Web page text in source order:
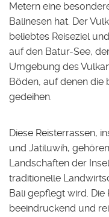
Metern eine
Balinesen hat. Der
beliebtes Reiseziel
auf den Batur-See,
Umgebung des
Böden, auf denen die
gedeihen.
Diese Reisterrassen,
und Jatiluwih,
Landschaften der
traditionelle
Bali gepflegt wird.
beeindruckend und